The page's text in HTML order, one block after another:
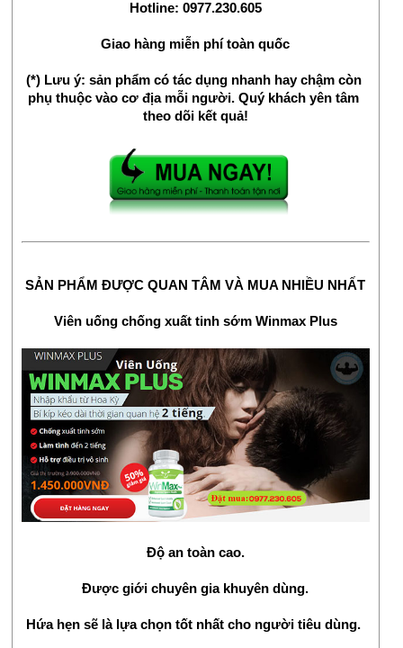
Hotline: 0977.230.605
Giao hàng miễn phí toàn quốc
(*) Lưu ý: sản phẩm có tác dụng nhanh hay chậm còn
phụ thuộc vào cơ địa mỗi người. Quý khách yên tâm
theo dõi kết quả!
SẢN PHẨM ĐƯỢC QUAN TÂM VÀ MUA NHIỀU NHẤT
Viên uống chống xuất tinh sớm Winmax Plus
Độ an toàn cao.
Được giới chuyên gia khuyên dùng.
Hứa hẹn sẽ là lựa chọn tốt nhất cho người tiêu dùng.